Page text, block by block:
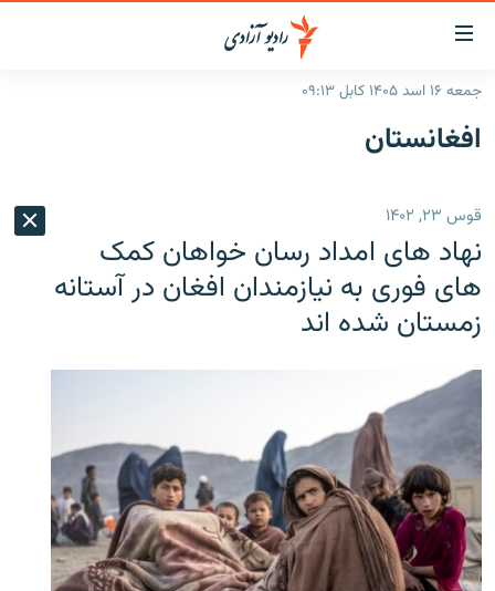
لینک‌های
قابل
دسترسی
بازگشت
بازگشت
منوی
اصلی
مراجعه
صفحه
جستجو
صفحه نخست
گزارش‌ها
منطقه
شرق میانه
جهان
افغانستان
جهان
جدول نشرات
مصاحبه‌ها
برنامه‌ها
ورزش
بحران مهاجرت
'کووید-۱۹'
تماس
صفحه پشتو
جمعه ۱۶ اسد ۱۴۰۵ کابل ۰۹:۱۳
افغانستان
قوس ۲۳, ۱۴۰۲
نهاد های امداد رسان خواهان کمک
های فوری به نیازمندان افغان در آستانه
زمستان شده اند